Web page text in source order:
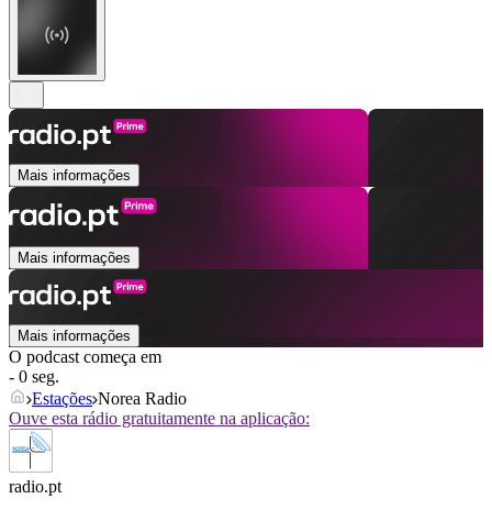
Mais informações
Mais informações
Mais informações
O podcast começa em
- 0 seg.
Estações Norea Radio
Ouve esta rádio gratuitamente na aplicação:
radio.pt